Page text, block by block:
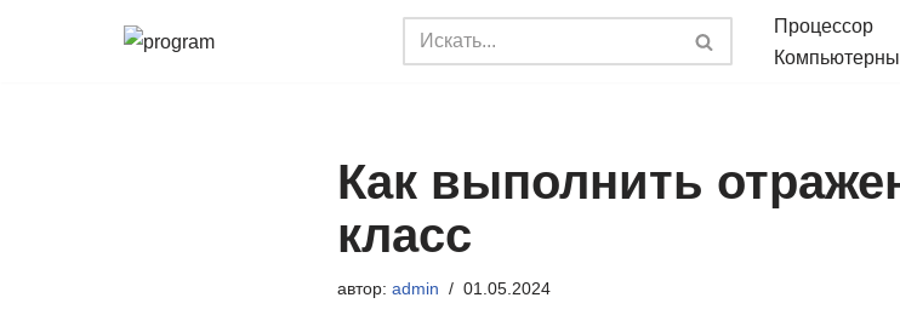
Процессор
Как выполнить
класс
автор: admin 01.05.2024